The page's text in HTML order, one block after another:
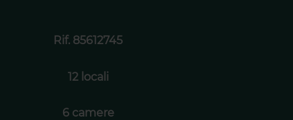
Rif. 85612745
12 locali
6 camere